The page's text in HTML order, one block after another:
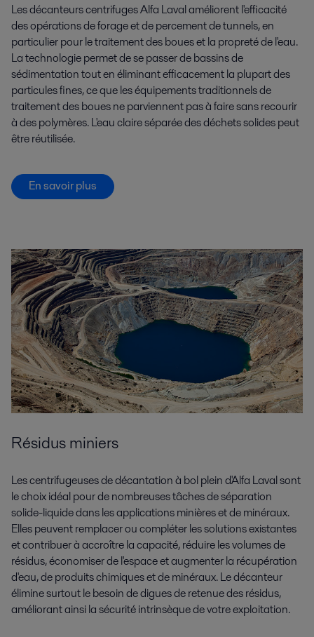
Les décanteurs centrifuges Alfa Laval améliorent l'efficacité
des opérations de forage et de percement de tunnels, en
particulier pour le traitement des boues et la propreté de l'eau.
La technologie permet de se passer de bassins de
sédimentation tout en éliminant efficacement la plupart des
particules fines, ce que les équipements traditionnels de
traitement des boues ne parviennent pas à faire sans recourir
à des polymères. L'eau claire séparée des déchets solides peut
être réutilisée.
En savoir plus
Résidus miniers
Les centrifugeuses de décantation à bol plein d'Alfa Laval sont
le choix idéal pour de nombreuses tâches de séparation
solide-liquide dans les applications minières et de minéraux.
Elles peuvent remplacer ou compléter les solutions existantes
et contribuer à accroître la capacité, réduire les volumes de
résidus, économiser de l'espace et augmenter la récupération
d'eau, de produits chimiques et de minéraux. Le décanteur
élimine surtout le besoin de digues de retenue des résidus,
améliorant ainsi la sécurité intrinsèque de votre exploitation.